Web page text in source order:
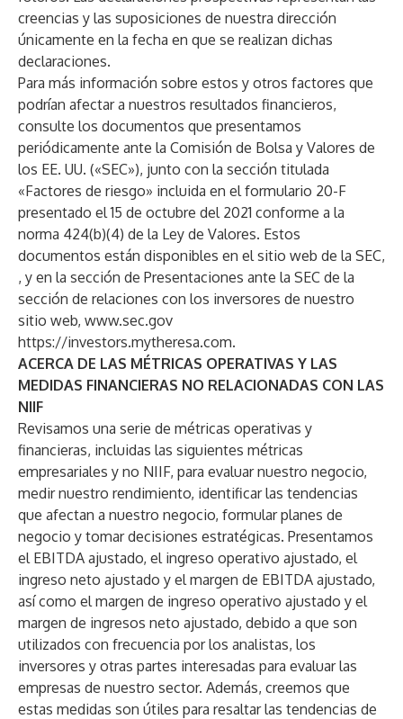
creencias y las suposiciones de nuestra dirección
únicamente en la fecha en que se realizan dichas
declaraciones.
Para más información sobre estos y otros factores que
podrían afectar a nuestros resultados financieros,
consulte los documentos que presentamos
periódicamente ante la Comisión de Bolsa y Valores de
los EE. UU. («SEC»), junto con la sección titulada
«Factores de riesgo» incluida en el formulario 20-F
presentado el 15 de octubre del 2021 conforme a la
norma 424(b)(4) de la Ley de Valores. Estos
documentos están disponibles en el sitio web de la SEC,
, y en la sección de Presentaciones ante la SEC de la
sección de relaciones con los inversores de nuestro
sitio web, www.sec.gov
https://investors.mytheresa.com.
ACERCA DE LAS MÉTRICAS OPERATIVAS Y LAS
MEDIDAS FINANCIERAS NO RELACIONADAS CON LAS
NIIF
Revisamos una serie de métricas operativas y
financieras, incluidas las siguientes métricas
empresariales y no NIIF, para evaluar nuestro negocio,
medir nuestro rendimiento, identificar las tendencias
que afectan a nuestro negocio, formular planes de
negocio y tomar decisiones estratégicas. Presentamos
el EBITDA ajustado, el ingreso operativo ajustado, el
ingreso neto ajustado y el margen de EBITDA ajustado,
así como el margen de ingreso operativo ajustado y el
margen de ingresos neto ajustado, debido a que son
utilizados con frecuencia por los analistas, los
inversores y otras partes interesadas para evaluar las
empresas de nuestro sector. Además, creemos que
estas medidas son útiles para resaltar las tendencias de